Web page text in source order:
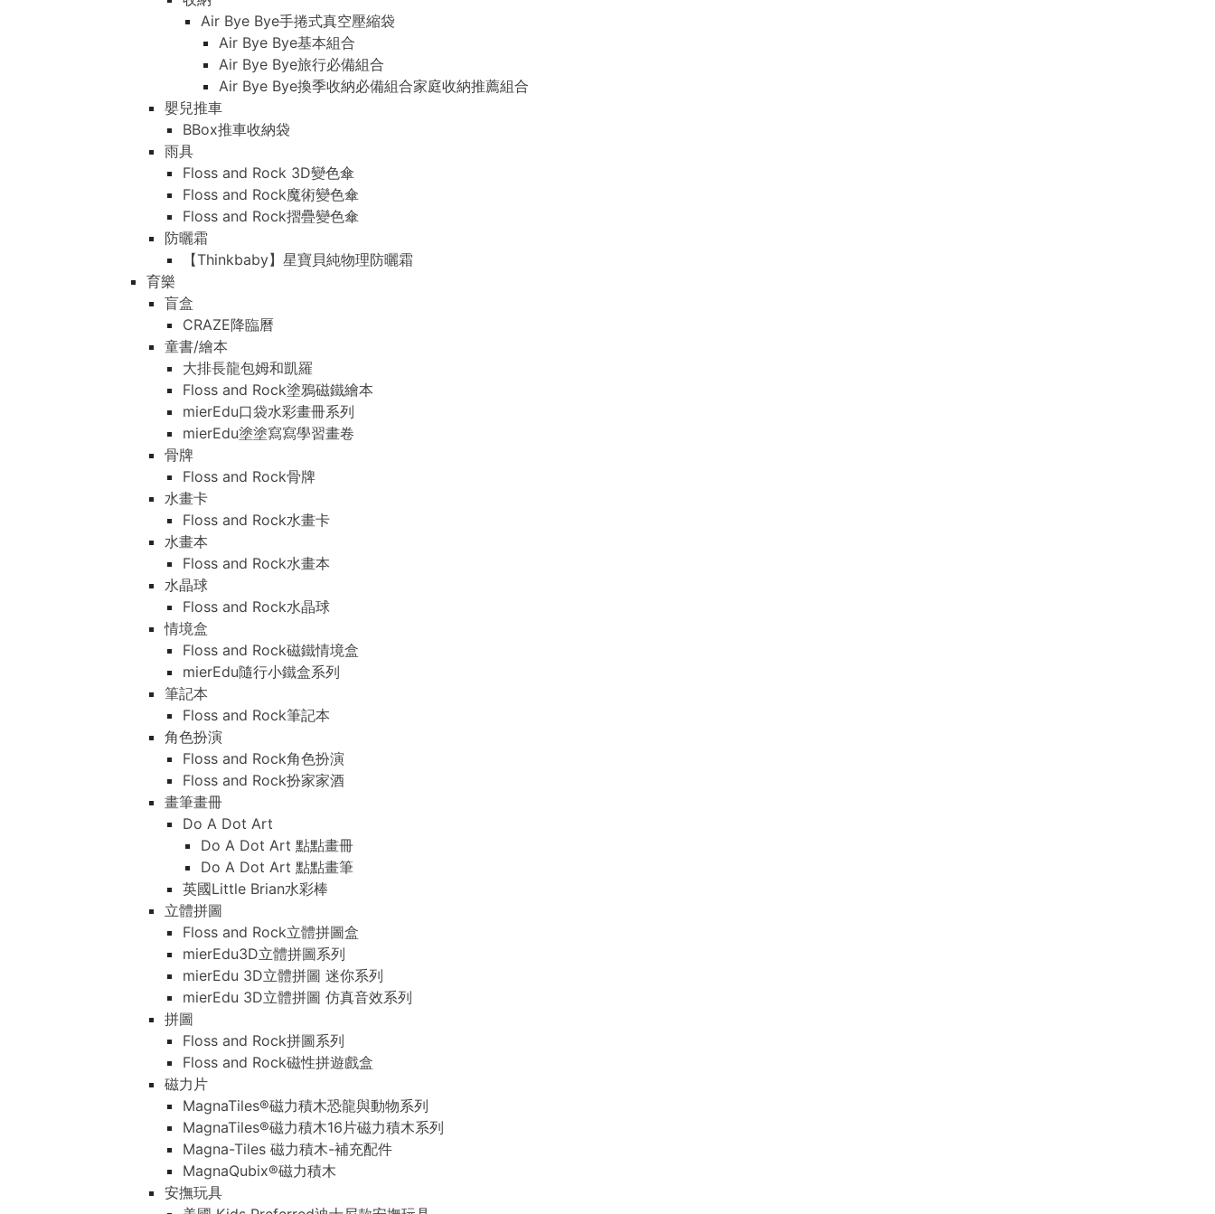
Air Bye Bye手捲式真空壓縮袋
Air Bye Bye基本組合
Air Bye Bye旅行必備組合
Air Bye Bye換季收納必備組合家庭收納推薦組合
嬰兒推車
BBox推車收納袋
雨具
Floss and Rock 3D變色傘
Floss and Rock魔術變色傘
Floss and Rock摺疊變色傘
防曬霜
【Thinkbaby】星寶貝純物理防曬霜
育樂
盲盒
CRAZE降臨曆
童書/繪本
大排長龍包姆和凱羅
Floss and Rock塗鴉磁鐵繪本
mierEdu口袋水彩畫冊系列
mierEdu塗塗寫寫學習畫卷
骨牌
Floss and Rock骨牌
水畫卡
Floss and Rock水畫卡
水畫本
Floss and Rock水畫本
水晶球
Floss and Rock水晶球
情境盒
Floss and Rock磁鐵情境盒
mierEdu隨行小鐵盒系列
筆記本
Floss and Rock筆記本
角色扮演
Floss and Rock角色扮演
Floss and Rock扮家家酒
畫筆畫冊
Do A Dot Art
Do A Dot Art 點點畫冊
Do A Dot Art 點點畫筆
英國Little Brian水彩棒
立體拼圖
Floss and Rock立體拼圖盒
mierEdu3D立體拼圖系列
mierEdu 3D立體拼圖 迷你系列
mierEdu 3D立體拼圖 仿真音效系列
拼圖
Floss and Rock拼圖系列
Floss and Rock磁性拼遊戲盒
磁力片
MagnaTiles®磁力積木恐龍與動物系列
MagnaTiles®磁力積木16片磁力積木系列
Magna-Tiles 磁力積木-補充配件
MagnaQubix®磁力積木
安撫玩具